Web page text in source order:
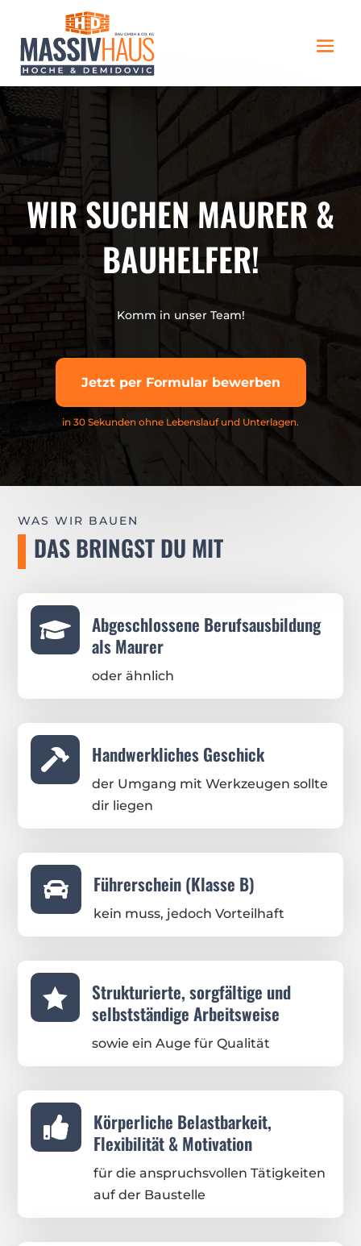
WIR SUCHEN MAURER &
BAUHELFER!
Komm in unser Team!
Jetzt per Formular bewerben
in 30 Sekunden ohne Lebenslauf und Unterlagen.
WAS WIR BAUEN
DAS BRINGST DU MIT

Abgeschlossene Berufsausbildung
als Maurer
oder ähnlich
 Handwerkliches Geschick
der Umgang mit Werkzeugen sollte
dir liegen
 Führerschein (Klasse B)
kein muss, jedoch Vorteilhaft

Strukturierte, sorgfältige und
selbstständige Arbeitsweise
sowie ein Auge für Qualität

Körperliche Belastbarkeit,
Flexibilität & Motivation
für die anspruchsvollen Tätigkeiten
auf der Baustelle